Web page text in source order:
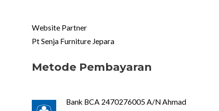
Website Partner
Pt Senja Furniture Jepara
Metode Pembayaran
Bank BCA 2470276005 A/N Ahmad